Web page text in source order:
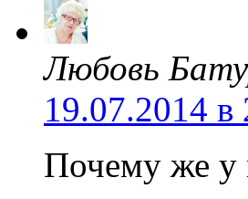
Любовь
19.07.2014 в
Почему же у